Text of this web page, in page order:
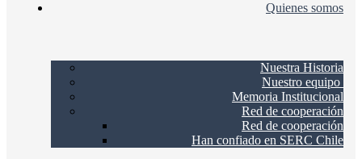
Quienes somos
Nuestra Historia
Nuestro equipo
Memoria Institucional
Red de cooperación
Red de cooperación
Han confiado en SERC Chile